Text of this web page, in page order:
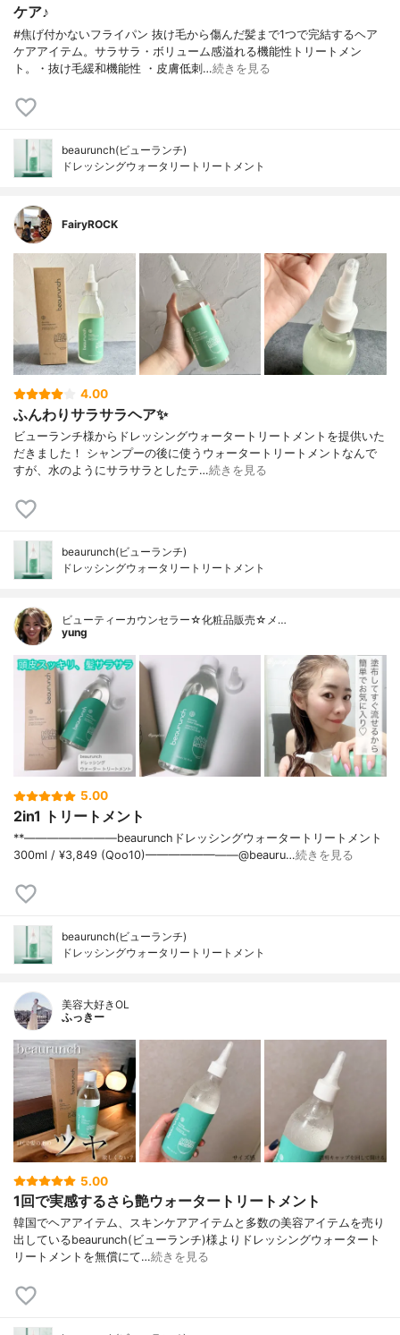
ケア♪
#焦げ付かないフライパン 抜け毛から傷んだ髪まで1つで完結するヘア
ケアアイテム。サラサラ・ボリューム感溢れる機能性トリートメン
ト。・抜け毛緩和機能性 ・皮膚低刺…続きを見る
beaurunch(ビューランチ)
ドレッシングウォータリートリートメント
FairyROCK
4.00
ふんわりサラサラヘア✨
ビューランチ様からドレッシングウォータートリートメントを提供いた
だきました！ シャンプーの後に使うウォータートリートメントなんで
すが、水のようにサラサラとしたテ…続きを見る
beaurunch(ビューランチ)
ドレッシングウォータリートリートメント
ビューティーカウンセラー☆化粧品販売☆メ…
yung
5.00
2in1 トリートメント
**⁡⁡⁡————————⁡beaurunch⁡ドレッシングウォータートリートメント
⁡300ml / ¥3,849 (Qoo10)————————@beauru…続きを見る
beaurunch(ビューランチ)
ドレッシングウォータリートリートメント
美容大好きOL
ふっきー
5.00
1回で実感するさら艶ウォータートリートメント
韓国でヘアアイテム、スキンケアアイテムと多数の美容アイテムを売り
出しているbeaurunch(ビューランチ)様よりドレッシングウォータート
リートメントを無償にて…続きを見る